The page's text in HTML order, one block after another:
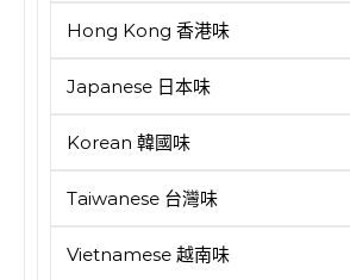
Hong Kong 香港味
Japanese 日本味
Korean 韓國味
Taiwanese 台灣味
Vietnamese 越南味